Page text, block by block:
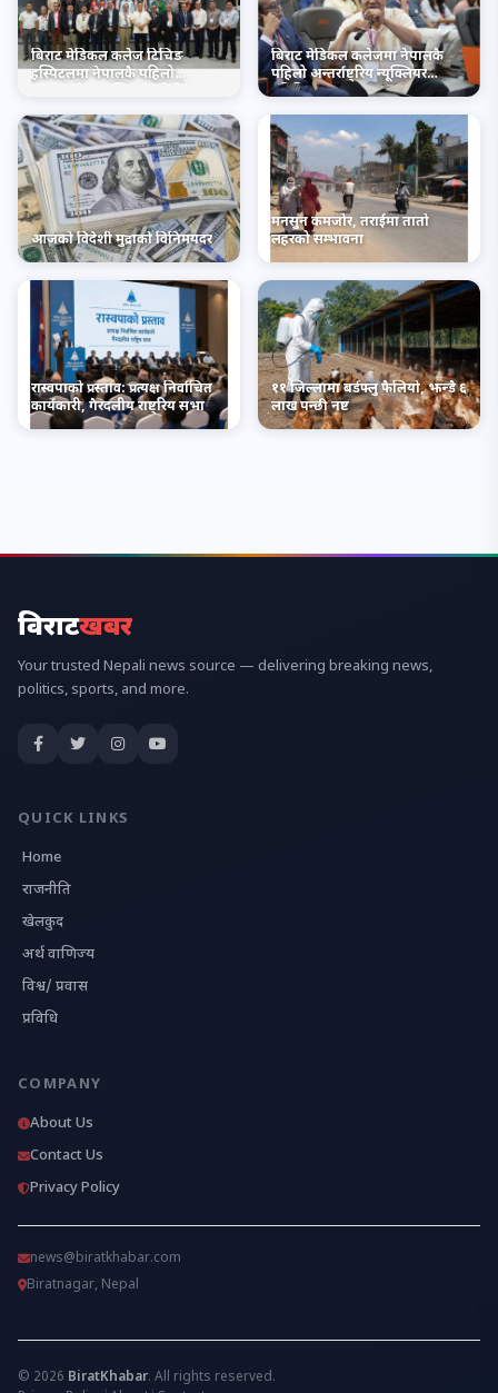
बिराट मेडिकल कलेज टिचिङ
हस्पिटलमा नेपालकै पहिलो
बिराट मेडिकल कलेजमा नेपालकै
पहिलो अन्तर्राष्ट्रिय न्यूक्लियर
मेडिसिन सम्मेलन सम्पन्न
आजको विदेशी मुद्राको विनिमयदर
मनसुन कमजोर, तराईमा तातो
लहरको सम्भावना
रास्वपाको प्रस्ताव: प्रत्यक्ष निर्वाचित
कार्यकारी, गैरदलीय राष्ट्रिय सभा
११ जिल्लामा बर्डफ्लु फैलियो, झन्डै ६
लाख पन्छी नष्ट
विराटखबर
Your trusted Nepali news source — delivering breaking news,
politics, sports, and more.
QUICK LINKS
Home
राजनीति
खेलकुद
अर्थ वाणिज्य
विश्व/ प्रवास
प्रविधि
COMPANY
About Us
Contact Us
Privacy Policy
news@biratkhabar.com
Biratnagar, Nepal
© 2026 BiratKhabar. All rights reserved.